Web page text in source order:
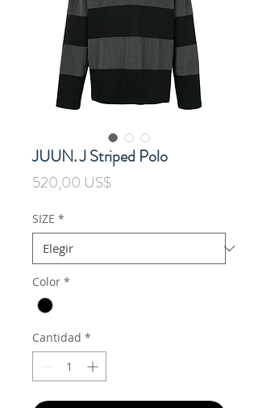
JUUN. J Striped Polo
520,00 US$Precio
SIZE *
Color *
Cantidad *